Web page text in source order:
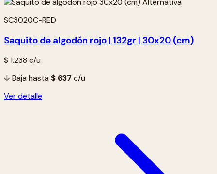
SC3020C-RED
Saquito de algodón rojo | 132gr | 30x20 (cm)
$ 1.238 c/u
↓ Baja hasta $ 637 c/u
Ver detalle